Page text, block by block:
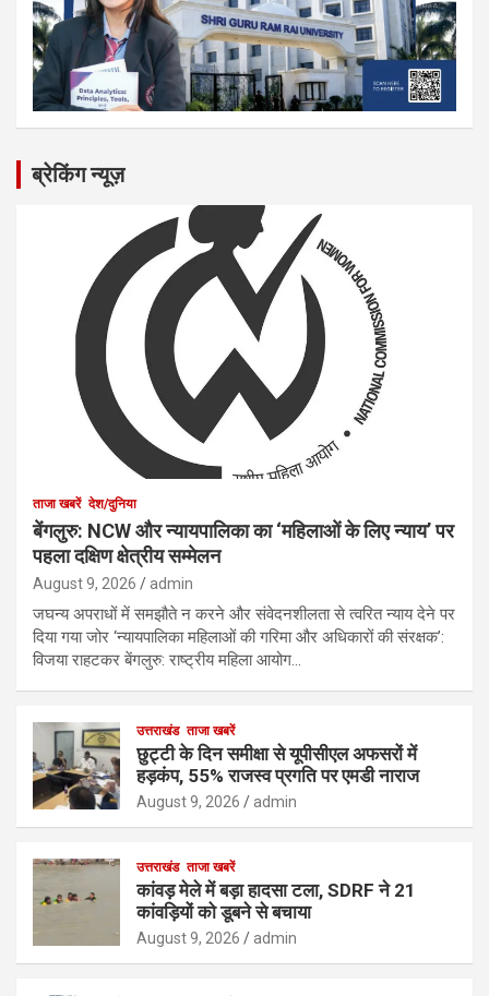
ब्रेकिंग न्यूज़
ताजा खबरें देश/दुनिया
बेंगलुरु: NCW और न्यायपालिका का ‘महिलाओं के लिए न्याय’ पर
पहला दक्षिण क्षेत्रीय सम्मेलन
August 9, 2026 admin
जघन्य अपराधों में समझौते न करने और संवेदनशीलता से त्वरित न्याय देने पर
दिया गया जोर ‘न्यायपालिका महिलाओं की गरिमा और अधिकारों की संरक्षक’:
विजया राहटकर बेंगलुरु: राष्ट्रीय महिला आयोग…
उत्तराखंड ताजा खबरें
छुट्टी के दिन समीक्षा से यूपीसीएल अफसरों में
हड़कंप, 55% राजस्व प्रगति पर एमडी नाराज
August 9, 2026 admin
उत्तराखंड ताजा खबरें
कांवड़ मेले में बड़ा हादसा टला, SDRF ने 21
कांवड़ियों को डूबने से बचाया
August 9, 2026 admin